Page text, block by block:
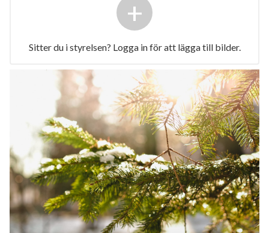
+
Sitter du i styrelsen? Logga in för att lägga till bilder.